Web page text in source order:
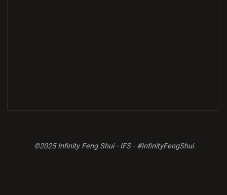
©2025 Infinity Feng Shui - IFS - #InfinityFengShui